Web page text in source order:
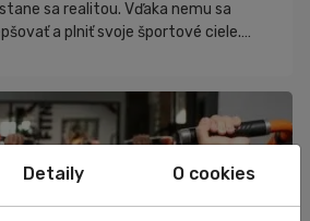
sa realitou. Vďaka nemu sa
a plniť svoje športové ciele.
tvojim potrebám a časovým
článku ti ukážeme, ako si zostaviť
ti ...
Detaily O cookies